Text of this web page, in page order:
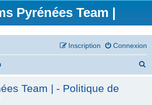
Pyrénées Team |
Connexion
Inscription
Team | - Politique de